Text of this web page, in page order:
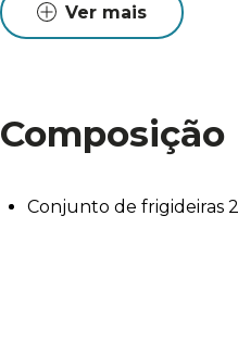
Ver mais
Composição
Conjunto de frigideiras